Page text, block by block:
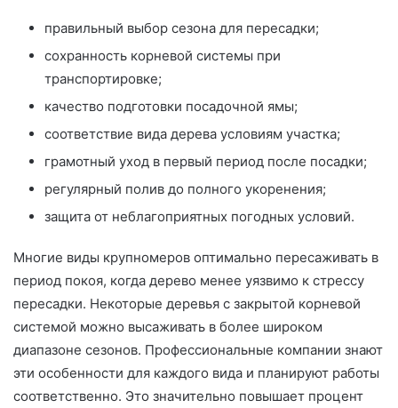
правильный выбор сезона для пересадки;
сохранность корневой системы при
транспортировке;
качество подготовки посадочной ямы;
соответствие вида дерева условиям участка;
грамотный уход в первый период после посадки;
регулярный полив до полного укоренения;
защита от неблагоприятных погодных условий.
Многие виды крупномеров оптимально пересаживать в
период покоя, когда дерево менее уязвимо к стрессу
пересадки. Некоторые деревья с закрытой корневой
системой можно высаживать в более широком
диапазоне сезонов. Профессиональные компании знают
эти особенности для каждого вида и планируют работы
соответственно. Это значительно повышает процент